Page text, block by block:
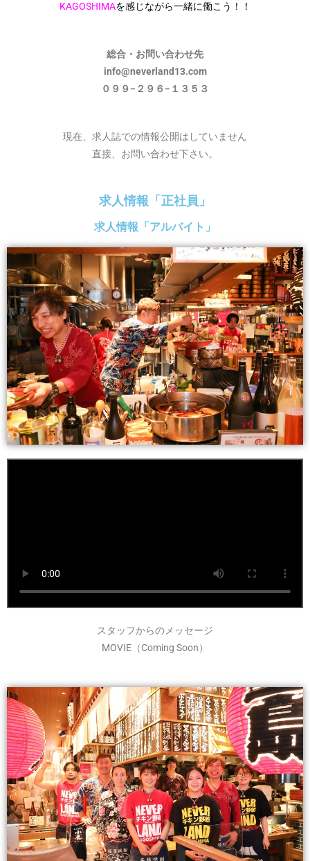
KAGOSHIMAを感じながら一緒に働こう！！
総合・お問い合わせ先
info@neverland13.com
０９９−２９６−１３５３
現在、求人誌での情報公開はしていません
直接、お問い合わせ下さい。
求人情報「正社員」
求人情報「アルバイト」
スタッフからのメッセージ
MOVIE（Coming Soon）